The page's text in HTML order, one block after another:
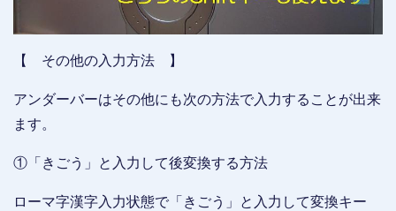
【 その他の入力方法 】
アンダーバーはその他にも次の方法で入力することが出来
ます。
①「きごう」と入力して後変換する方法
ローマ字漢字入力状態で「きごう」と入力して変換キー